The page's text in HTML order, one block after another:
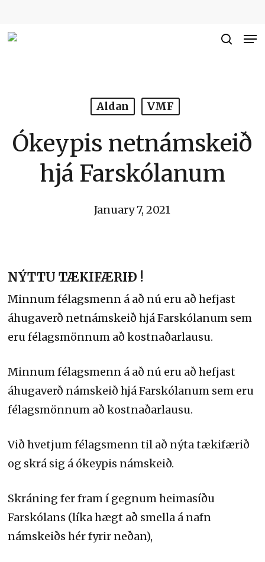
Aldan VMF
Ókeypis netnámskeið
hjá Farskólanum
January 7, 2021
NÝTTU TÆKIFÆRIÐ !
Minnum félagsmenn á að nú eru að hefjast
áhugaverð netnámskeið hjá Farskólanum sem
eru félagsmönnum að kostnaðarlausu.
Minnum félagsmenn á að nú eru að hefjast
áhugaverð námskeið hjá Farskólanum sem eru
félagsmönnum að kostnaðarlausu.
Við hvetjum félagsmenn til að nýta tækifærið
og skrá sig á ókeypis námskeið.
Skráning fer fram í gegnum heimasíðu
Farskólans (líka hægt að smella á nafn
námskeiðs hér fyrir neðan),
Close